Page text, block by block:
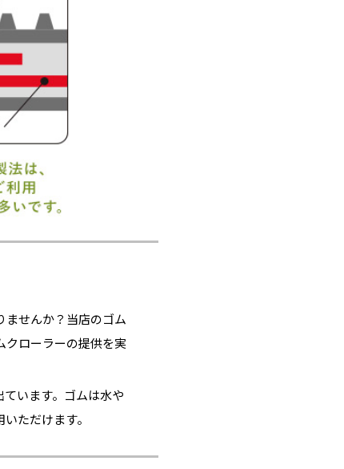
ませんか？当店のゴム
クローラーの提供を実
います。ゴムは水や
ただけます。